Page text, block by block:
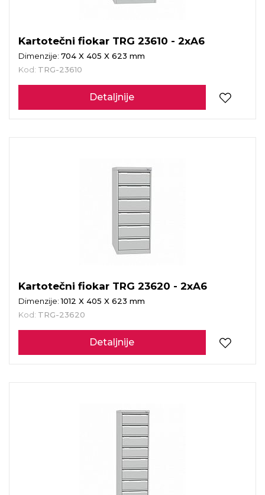
Kartotečni fiokar TRG 23610 - 2xA6
Dimenzije: 704 X 405 X 623 mm
Kod: TRG-23610
Detaljnije
Kartotečni fiokar TRG 23620 - 2xA6
Dimenzije:1012 X 405 X 623 mm
Kod: TRG-23620
Detaljnije